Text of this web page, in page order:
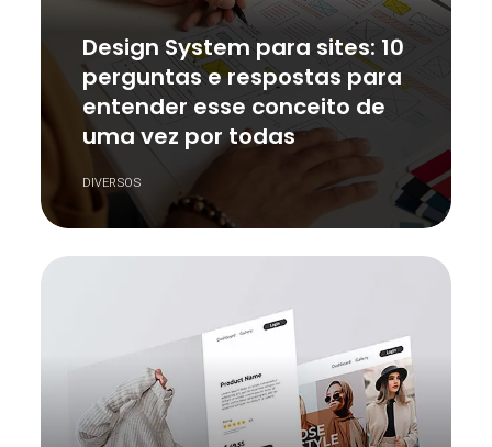
Design System para sites: 10
perguntas e respostas para
entender esse conceito de
uma vez por todas
DIVERSOS